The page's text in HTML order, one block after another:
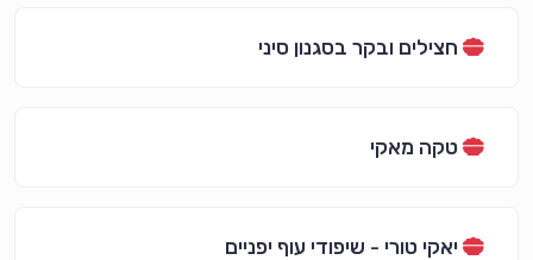
חצילים ובקר בסגנון סיני
טקה מאקי
יאקי טורי - שיפודי עוף יפניים